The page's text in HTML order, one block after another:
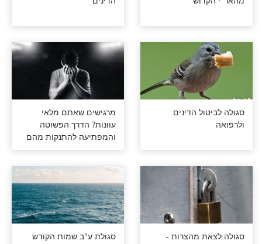
המזל
3 סגולות נדירות למיתוק
הדינים
הדינים
מרגישים שאתם מלאי
עוונות? הדרך הפשוטה
והמפתיעה להתנקות מהם